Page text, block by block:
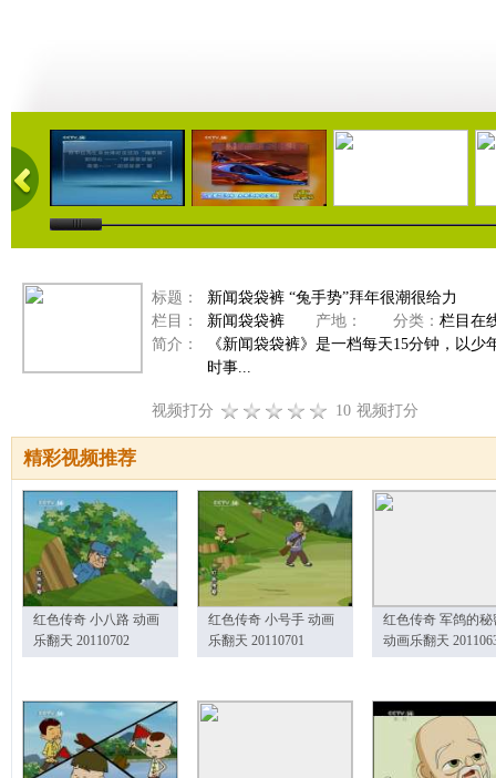
01:24 01:26 01:21
标题：
新闻袋袋裤 “兔手势”拜年很潮很给力
栏目：
新闻袋袋裤 产地： 分类： 栏目在
简介：
《新闻袋袋裤》是一档每天15分钟，以
时事...
视频打分 10 视频打分
精彩视频推荐
红色传奇 小八路 动画
乐翻天 20110702
红色传奇 小号手 动画
乐翻天 20110701
红色传奇 军鸽的秘
动画乐翻天